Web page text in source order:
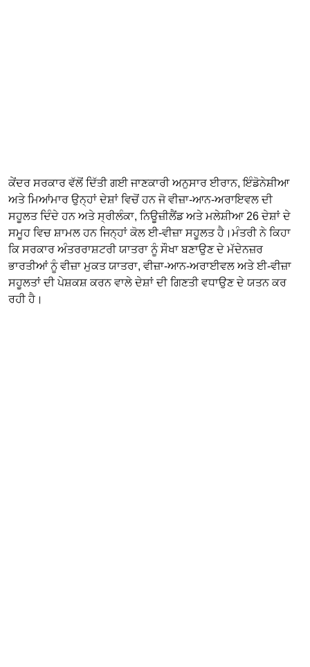
ਕੇਂਦਰ ਸਰਕਾਰ ਵੱਲੋਂ ਦਿੱਤੀ ਗਈ ਜਾਣਕਾਰੀ ਅਨੁਸਾਰ ਈਰਾਨ, ਇੰਡੋਨੇਸ਼ੀਆ
ਅਤੇ ਮਿਆਂਮਾਰ ਉਨ੍ਹਾਂ ਦੇਸ਼ਾਂ ਵਿਚੋਂ ਹਨ ਜੋ ਵੀਜ਼ਾ-ਆਨ-ਅਰਾਇਵਲ ਦੀ
ਸਹੂਲਤ ਦਿੰਦੇ ਹਨ ਅਤੇ ਸ੍ਰੀਲੰਕਾ, ਨਿਊਜ਼ੀਲੈਂਡ ਅਤੇ ਮਲੇਸ਼ੀਆ 26 ਦੇਸ਼ਾਂ ਦੇ
ਸਮੂਹ ਵਿਚ ਸ਼ਾਮਲ ਹਨ ਜਿਨ੍ਹਾਂ ਕੋਲ ਈ-ਵੀਜ਼ਾ ਸਹੂਲਤ ਹੈ।ਮੰਤਰੀ ਨੇ ਕਿਹਾ
ਕਿ ਸਰਕਾਰ ਅੰਤਰਰਾਸ਼ਟਰੀ ਯਾਤਰਾ ਨੂੰ ਸੌਖਾ ਬਣਾਉਣ ਦੇ ਮੱਦੇਨਜ਼ਰ
ਭਾਰਤੀਆਂ ਨੂੰ ਵੀਜ਼ਾ ਮੁਕਤ ਯਾਤਰਾ, ਵੀਜ਼ਾ-ਆਨ-ਅਰਾਈਵਲ ਅਤੇ ਈ-ਵੀਜ਼ਾ
ਸਹੂਲਤਾਂ ਦੀ ਪੇਸ਼ਕਸ਼ ਕਰਨ ਵਾਲੇ ਦੇਸ਼ਾਂ ਦੀ ਗਿਣਤੀ ਵਧਾਉਣ ਦੇ ਯਤਨ ਕਰ
ਰਹੀ ਹੈ।